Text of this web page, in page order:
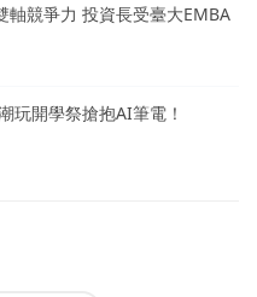
軸競爭力 投資長受臺大EMBA
玩開學祭搶抱AI筆電！